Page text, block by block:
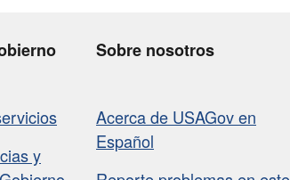
y
Sobre nosotros
Acerca de USAGov en
Español